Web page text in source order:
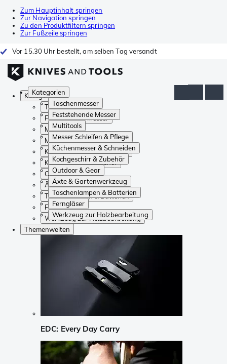
Zum Hauptinhalt springen
Zur Navigation springen
Zu den Produktfiltern springen
Zur Fußzeile springen
Vor 15.30 Uhr bestellt, am selben Tag versandt
Kategorien
Taschenmesser
Feststehende Messer
Multitools
Messer Schleifen & Pflege
Küchenmesser & Schneiden
Kochgeschirr & Zubehör
Outdoor & Gear
Äxte & Gartenwerkzeug
Taschenlampen & Batterien
Ferngläser
Werkzeug zur Holzbearbeitung
Kategorien
Taschenmesser
Feststehende Messer
Multitools
Messer Schleifen & Pflege
Küchenmesser & Schneiden
Kochgeschirr & Zubehör
Outdoor & Gear
Äxte & Gartenwerkzeug
Taschenlampen & Batterien
Ferngläser
Werkzeug zur Holzbearbeitung
Themenwelten
EDC: Every Day Carry